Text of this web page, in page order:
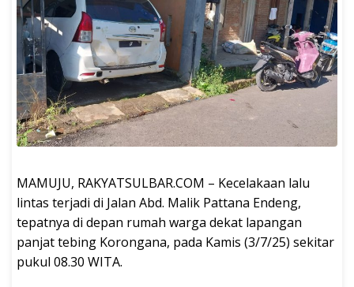
MAMUJU, RAKYATSULBAR.COM – Kecelakaan lalu
lintas terjadi di Jalan Abd. Malik Pattana Endeng,
tepatnya di depan rumah warga dekat lapangan
panjat tebing Korongana, pada Kamis (3/7/25) sekitar
pukul 08.30 WITA.